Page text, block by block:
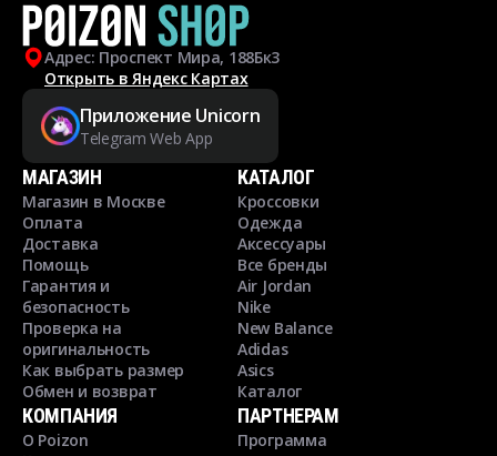
Адрес: Проспект Мира, 188Бк3
Открыть в Яндекс Картах
Приложение Unicorn
Telegram Web App
МАГАЗИН
Магазин в Москве
Оплата
Доставка
Помощь
Гарантия и
безопасность
Проверка на
оригинальность
Как выбрать размер
Обмен и возврат
КАТАЛОГ
Кроссовки
Одежда
Аксессуары
Все бренды
Air Jordan
Nike
New Balance
Adidas
Asics
Каталог
КОМПАНИЯ
О Poizon
ПАРТНЕРАМ
Программа